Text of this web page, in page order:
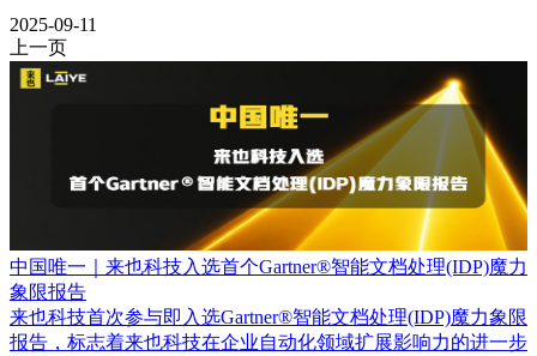
2025-09-11
上一页
中国唯一｜来也科技入选首个Gartner®智能文档处理(IDP)魔力
象限报告
来也科技首次参与即入选Gartner®智能文档处理(IDP)魔力象限
报告，标志着来也科技在企业自动化领域扩展影响力的进一步